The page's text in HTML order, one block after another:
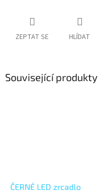
ZEPTAT SE HLÍDAT
Související produkty
ČERNÉ LED zrcadlo